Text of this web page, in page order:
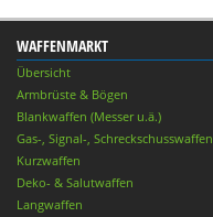
WAFFENMARKT
Übersicht
Armbrüste & Bögen
Blankwaffen (Messer u.ä.)
Gas-, Signal-, Schreckschusswaffen
Kurzwaffen
Deko- & Salutwaffen
Langwaffen